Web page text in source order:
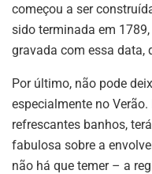
começou a ser
sido terminada em
gravada com essa data,
Por último, não pode
especialmente no
refrescantes banhos,
fabulosa sobre a
não há que temer – a